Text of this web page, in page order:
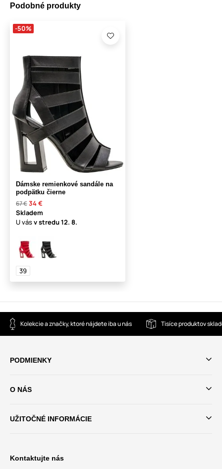
Podobné produkty
-50%
Dámske remienkové sandále na
podpätku čierne
67 €34 €
Skladem
U vásv stredu12. 8.
39
Kolekcie a značky, ktoré nájdete iba u nás Tisíce produktov
PODMIENKY
O NÁS
UŽITOČNÉ INFORMÁCIE
Kontaktujte nás